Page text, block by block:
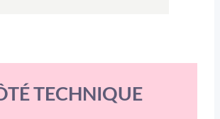
TECHNIQUE